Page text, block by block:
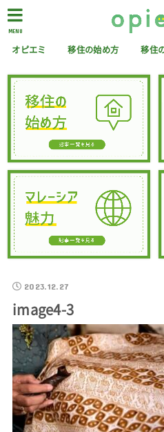
MENU
オピエミ 移住の始め方 移住
2023.12.27
image4-3